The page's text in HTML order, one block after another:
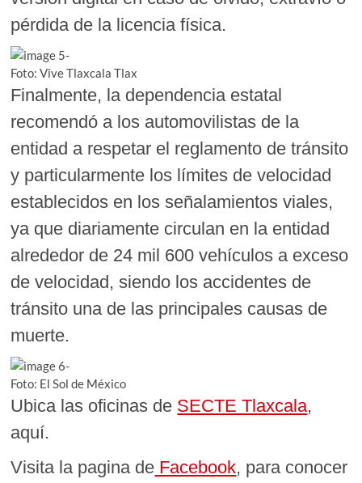
pérdida de la licencia física.
Foto: Vive Tlaxcala Tlax
Finalmente, la dependencia estatal
recomendó a los automovilistas de la
entidad a respetar el reglamento de tránsito
y particularmente los límites de velocidad
establecidos en los señalamientos viales,
ya que diariamente circulan en la entidad
alrededor de 24 mil 600 vehículos a exceso
de velocidad, siendo los accidentes de
tránsito una de las principales causas de
muerte.
Foto: El Sol de México
Ubica las oficinas de SECTE Tlaxcala,
aquí.
Visita la pagina de Facebook, para conocer